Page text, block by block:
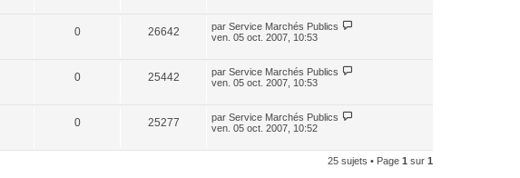
0 26642 par Service Marchés Publics
ven. 05 oct. 2007, 10:53
0 25442 par Service Marchés Publics
ven. 05 oct. 2007, 10:53
0 25277 par Service Marchés Publics
ven. 05 oct. 2007, 10:52
25 sujets • Page 1 sur 1